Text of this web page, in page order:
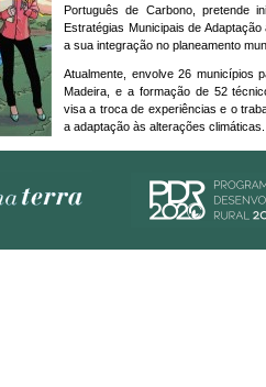
Português de Carbono, pretende
Estratégias Municipais de
a sua integração no planeamento
Atualmente, envolve 26 municípios
Madeira, e a formação de 52
visa a troca de experiências e o
a adaptação às alterações climáticas.